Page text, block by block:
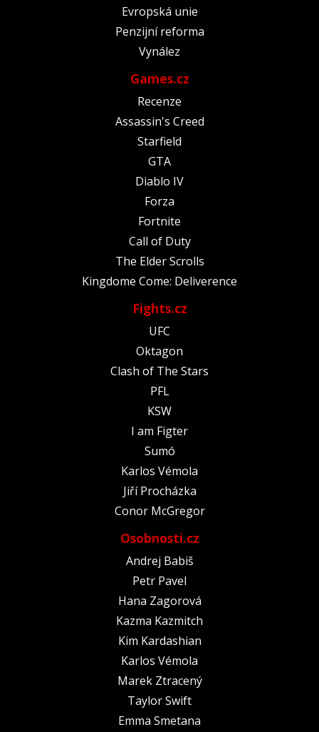
Evropská unie
Penzijní reforma
Vynález
Games.cz
Recenze
Assassin's Creed
Starfield
GTA
Diablo IV
Forza
Fortnite
Call of Duty
The Elder Scrolls
Kingdome Come: Deliverence
Fights.cz
UFC
Oktagon
Clash of The Stars
PFL
KSW
I am Figter
Sumó
Karlos Vémola
Jiří Procházka
Conor McGregor
Osobnosti.cz
Andrej Babiš
Petr Pavel
Hana Zagorová
Kazma Kazmitch
Kim Kardashian
Karlos Vémola
Marek Ztracený
Taylor Swift
Emma Smetana